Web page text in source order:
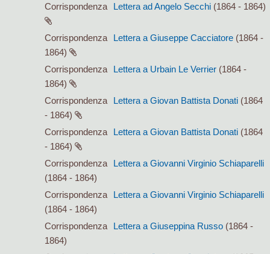
Corrispondenza Lettera ad Angelo Secchi (1864 - 1864)
Corrispondenza Lettera a Giuseppe Cacciatore (1864 -
1864)
Corrispondenza
Lettera a Urbain Le Verrier (1864 -
1864)
Corrispondenza
Lettera a Giovan Battista Donati (1864
- 1864)
Corrispondenza
Lettera a Giovan Battista Donati (1864
- 1864)
Corrispondenza
Lettera a Giovanni Virginio Schiaparelli
(1864 - 1864)
Corrispondenza
Lettera a Giovanni Virginio Schiaparelli
(1864 - 1864)
Corrispondenza
Lettera a Giuseppina Russo (1864 -
1864)